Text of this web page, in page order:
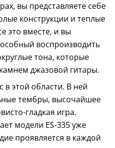
вы представляете себе
конструкции и теплые
это вместе, и вы
воспроизводить
тона, которые
джазовой гитары.
в этой области. В ней
тембры, высочайшее
гладкая игра.
модели ES-335 уже
проявляется в каждой